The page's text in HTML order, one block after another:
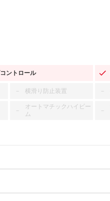
ントロール
－ 横滑り防止装置 －
－
オートマチックハイビー
ム
－
席/サイド